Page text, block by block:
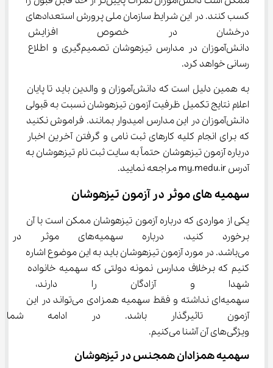
کسب کنند. در این شرایط سازمان ملی پرورش استعدادهای
درخشان در خصوص افزایش
دانش‌آموزان در مدارس تیزهوشان تصمیم‌گیری و اطلاع
رسانی خواهد کرد.
به همین دلیل است که دانش‌آموزان و والدین باید تا پایان
اعلام نتایج تکمیل ظرفیت آزمون تیزهوشان نسبت به قبولی
دانش‌آموزان در این مدارس امیدوار بمانند. فراموش نکنید
که برای انجام کلیه کارهای ثبت نامی و گرفتن آخرین اخبار
درباره آزمون تیزهوشان حتماً به سایت ثبت نام تیزهوشان به
آدرس my.medu.ir مراجعه نمایید.
سهمیه ‌های موثر در آزمون تیزهوشان
یکی از مواردی که درباره آزمون تیزهوشان ممکن است با آن
برخورد کنید، درباره
می‌باشد. در مورد آزمون تیزهوشان باید به این موضوع اشاره
کنیم که برخلاف مدارس نمونه دولتی که سهمیه خانواده
شهدا و آزادگان را دارند،
سهمیه‌ای نداشته و فقط سهمیه همزادی می‌تواند در این
آزمون تاثیرگذار باشد. در
ویژگی‌های آن آشنا می‌کنیم.
سهمیه همزادان همجنس در تیزهوشان